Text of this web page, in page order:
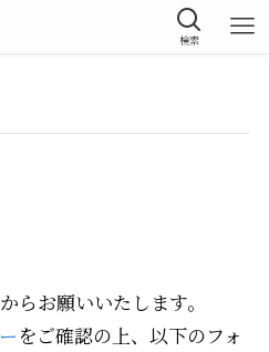
検索
らお願いいたします。
をご確認の上、以下のフォ